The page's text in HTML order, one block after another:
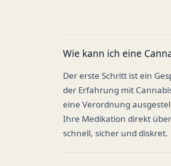
Wie kann ich eine
Der erste Schritt ist ein
der Erfahrung mit
eine Verordnung
Ihre Medikation direkt
schnell, sicher und diskret.